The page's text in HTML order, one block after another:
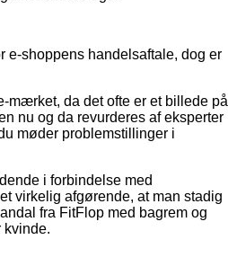
e-shoppens handelsaftale, dog er
mærket, da det ofte er et billede på
nu og da revurderes af eksperter
møder problemstillinger i
i forbindelse med
virkelig afgørende, at man stadig
fra FitFlop med bagrem og
kvinde.